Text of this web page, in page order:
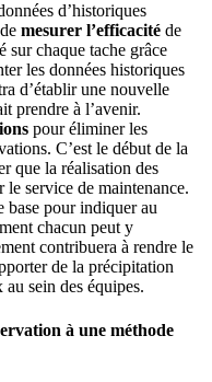
d’historiques
mesurer l’efficacité de
sur chaque tache grâce
les données historiques
d’établir une nouvelle
prendre à l’avenir.
pour éliminer les
C’est le début de la
que la réalisation des
service de maintenance.
base pour indiquer au
chacun peut y
contribuera à rendre le
de la précipitation
sein des équipes.
à une méthode